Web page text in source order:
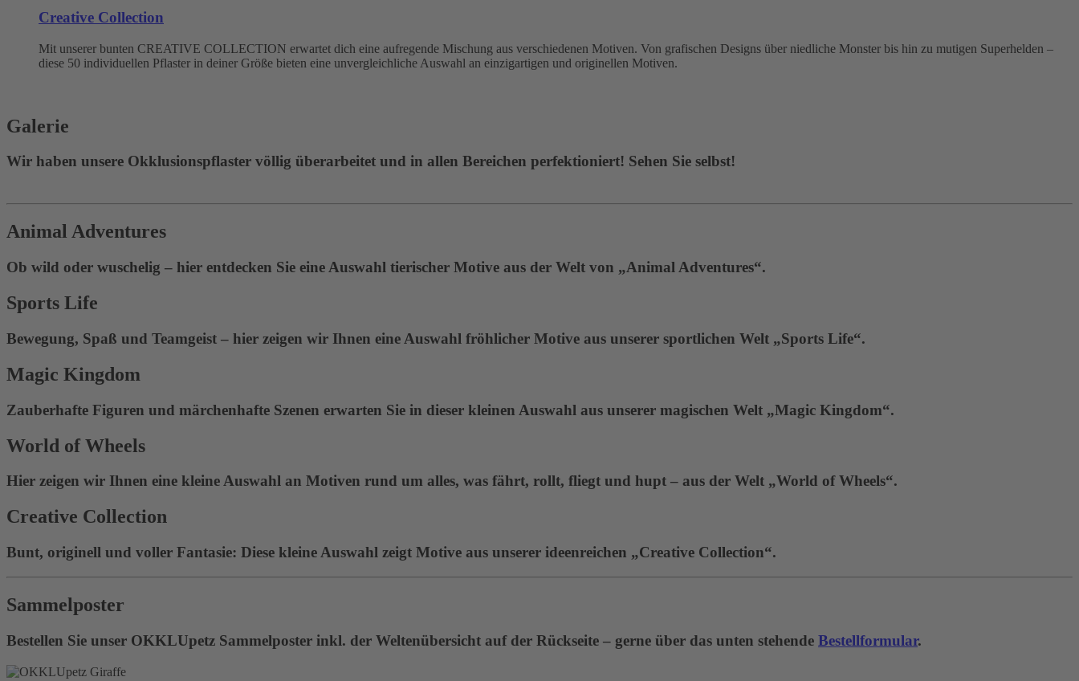
Creative Collection
Mit unserer bunten CREATIVE COLLECTION erwartet dich eine aufregende Mischung aus verschiedenen Motiven. Von grafischen Designs über niedliche Monster bis hin zu mutigen Superhelden –
diese 50 individuellen Pflaster in deiner Größe bieten eine unvergleichliche Auswahl an einzigartigen und originellen Motiven.
Galerie
Wir haben unsere Okklusionspflaster völlig überarbeitet und in allen Bereichen perfektioniert! Sehen Sie selbst!
Animal Adventures
Ob wild oder wuschelig – hier entdecken Sie eine Auswahl tierischer Motive aus der Welt von „Animal Adventures“.
Sports Life
Bewegung, Spaß und Teamgeist – hier zeigen wir Ihnen eine Auswahl fröhlicher Motive aus unserer sportlichen Welt „Sports Life“.
Magic Kingdom
Zauberhafte Figuren und märchenhafte Szenen erwarten Sie in dieser kleinen Auswahl aus unserer magischen Welt „Magic Kingdom“.
World of Wheels
Hier zeigen wir Ihnen eine kleine Auswahl an Motiven rund um alles, was fährt, rollt, fliegt und hupt – aus der Welt „World of Wheels“.
Creative Collection
Bunt, originell und voller Fantasie: Diese kleine Auswahl zeigt Motive aus unserer ideenreichen „Creative Collection“.
Sammelposter
Bestellen Sie unser OKKLUpetz Sammelposter inkl. der Weltenübersicht auf der Rückseite – gerne über das unten stehende Bestellformular.